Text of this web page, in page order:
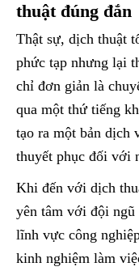
thuật đúng đắn
Thật sự, dịch thuật
phức tạp nhưng lại
chỉ đơn giản là
qua một thứ tiếng
tạo ra một bản dịch
thuyết phục đối với
Khi đến với dịch
yên tâm với đội
lĩnh vực công
kinh nghiệm làm